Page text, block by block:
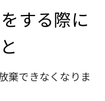
する際に
棄できなくなりま